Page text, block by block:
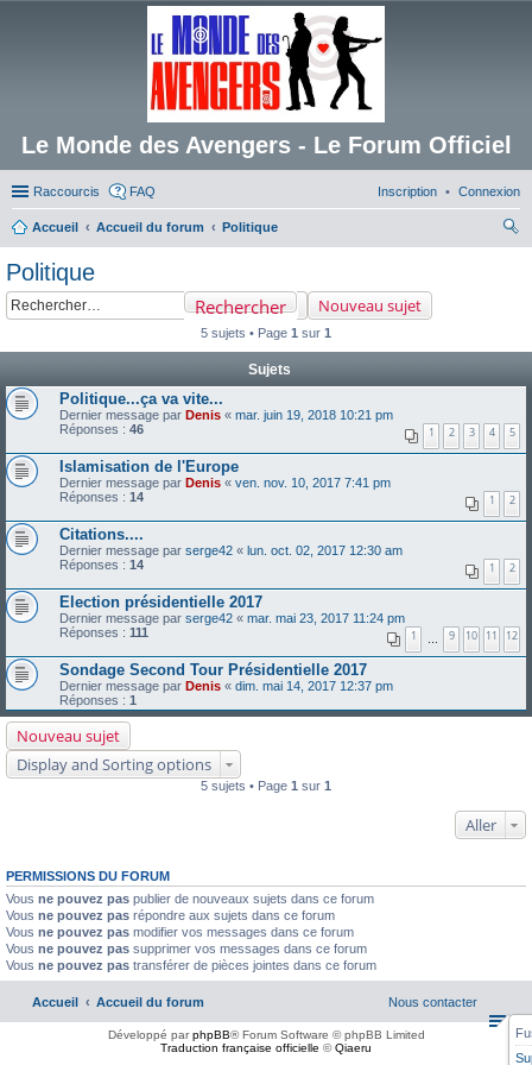
Le Monde des Avengers - Le Forum Officiel
Raccourcis FAQ Connexion
Inscription
Accueil Accueil du forum
Politique
Politique
Nouveau sujet
Rechercher
5 sujets • Page 1 sur 1
Sujets
Politique...ça va vite...
Dernier message par Denis « mar. juin 19, 2018 10:21 pm
Réponses : 46 1 2 3 4 5
Islamisation de l'Europe
Dernier message par Denis « ven. nov. 10, 2017 7:41 pm
Réponses : 14 1 2
Citations....
Dernier message par serge42 « lun. oct. 02, 2017 12:30 am
Réponses : 14 1 2
Election présidentielle 2017
Dernier message par serge42 « mar. mai 23, 2017 11:24 pm
Réponses : 111 1 … 9 10 11 12
Sondage Second Tour Présidentielle 2017
Dernier message par Denis « dim. mai 14, 2017 12:37 pm
Réponses : 1
Nouveau sujet
Display and Sorting options
5 sujets • Page 1 sur 1
Aller
PERMISSIONS DU FORUM
Vous ne pouvez pas publier de nouveaux sujets dans ce forum
Vous ne pouvez pas répondre aux sujets dans ce forum
Vous ne pouvez pas modifier vos messages dans ce forum
Vous ne pouvez pas supprimer vos messages dans ce forum
Vous ne pouvez pas transférer de pièces jointes dans ce forum
Accueil Accueil du forum Nous contacter
Développé parphpBB® Forum Software © phpBB Limited
Traduction française officielle ©Qiaeru